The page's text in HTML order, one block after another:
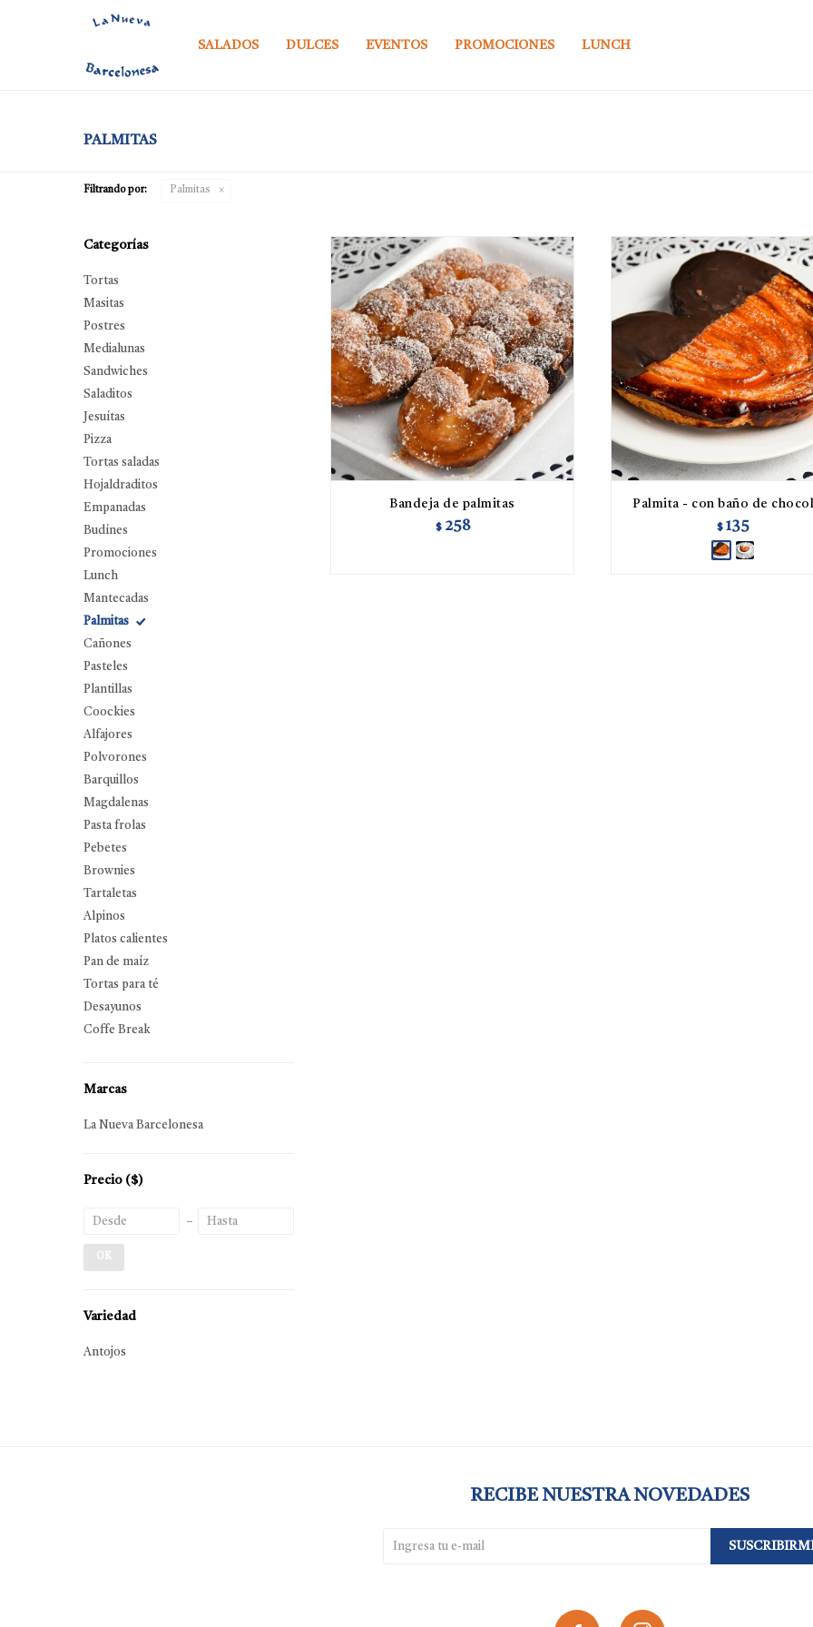
SALADOS DULCES EVENTOS PROMOCIONES LUNCH
PALMITAS
Filtrando por: Palmitas
Bandeja de palmitas
$ 258
Palmita - con baño de
$ 135
Categorías
Tortas
Masitas
Postres
Medialunas
Sandwiches
Saladitos
Jesuítas
Pizza
Tortas saladas
Hojaldraditos
Empanadas
Budínes
Promociones
Lunch
Mantecadas
Palmitas
Cañones
Pasteles
Plantillas
Coockies
Alfajores
Polvorones
Barquillos
Magdalenas
Pasta frolas
Pebetes
Brownies
Tartaletas
Alpinos
Platos calientes
Pan de maíz
Tortas para té
Desayunos
Coffe Break
Marcas
La Nueva Barcelonesa
Precio ($)
OK
Variedad
Antojos
RECIBE NUESTRA NOVEDADES